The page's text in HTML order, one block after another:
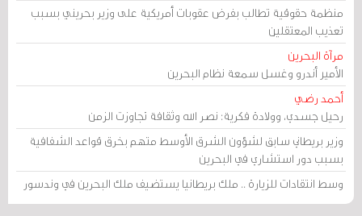
منظمة حقوقية تطالب بفرض عقوبات أمريكية على وزير بحريني بسبب
تعذيب المعتقلين
مرآة البحرين
الأمير أندرو وغسل سمعة نظام البحرين
أحمد رضي
رحيل جسدي، وولادة فكرية: نصر الله وثقافة تجاوزت الزمن
وزير بريطاني سابق لشؤون الشرق الأوسط متهم بخرق قواعد الشفافية
بسبب دور استشاري في البحرين
وسط انتقادات للزيارة .. ملك بريطانيا يستضيف ملك البحرين في وندسور